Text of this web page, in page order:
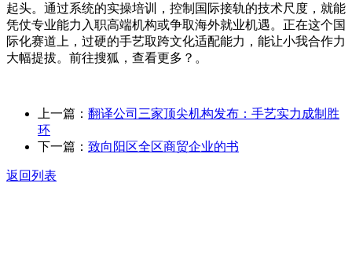
起头。通过系统的实操培训，控制国际接轨的技术尺度，就能
凭仗专业能力入职高端机构或争取海外就业机遇。正在这个国
际化赛道上，过硬的手艺取跨文化适配能力，能让小我合作力
大幅提拔。前往搜狐，查看更多？。
上一篇： 翻译公司三家顶尖机构发布：手艺实力成制胜
环
下一篇： 致向阳区全区商贸企业的书
返回列表